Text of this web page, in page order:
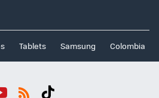
Tablets Samsung Colombia